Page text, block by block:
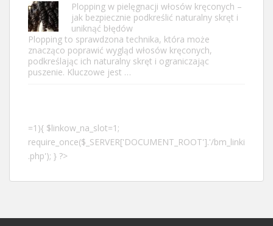
Plopping w pielęgnacji włosów kręconych –
jak bezpiecznie podkreślić naturalny skręt i
uniknąć błędów
Plopping to sprawdzona technika, która może
znacząco poprawić wygląd włosów kręconych,
podkreślając ich naturalny skręt i ograniczając
puszenie. Kluczowe jest …
=1){ $linkow_na_slot=1;
require_once($_SERVER['DOCUMENT_ROOT'].'/bm_linki
.php'); } ?>